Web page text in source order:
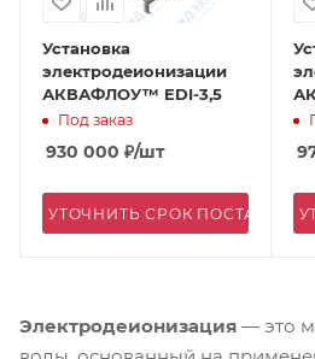
Установка
электродеионизации
АКВАФЛОУ™ EDI-3,5
Под заказ
930 000 ₽/шт
УТОЧНИТЬ СРОК ПОСТАВКИ
Электродеионизация — это